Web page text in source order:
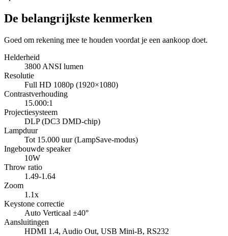
De belangrijkste kenmerken
Goed om rekening mee te houden voordat je een aankoop doet.
Helderheid
3800 ANSI lumen
Resolutie
Full HD 1080p (1920×1080)
Contrastverhouding
15.000:1
Projectiesysteem
DLP (DC3 DMD-chip)
Lampduur
Tot 15.000 uur (LampSave-modus)
Ingebouwde speaker
10W
Throw ratio
1.49-1.64
Zoom
1.1x
Keystone correctie
Auto Verticaal ±40°
Aansluitingen
HDMI 1.4, Audio Out, USB Mini-B, RS232